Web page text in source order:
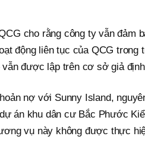
cho rằng công ty vẫn đảm
động liên tục của QCG
vẫn được lập trên cơ sở giả
nợ với Sunny Island,
án khu dân cư Bắc Phước
vụ này không được thực